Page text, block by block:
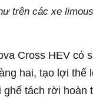
trên các xe
Cross HEV có
hai, tạo lợi thế
ghế tách rời hoàn